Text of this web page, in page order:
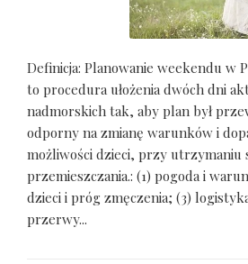
Definicja: Planowanie weekendu w
to procedura ułożenia dwóch dni
nadmorskich tak, aby plan był
odporny na zmianę warunków i
możliwości dzieci, przy utrzymaniu
przemieszczania.: (1) pogoda i
dzieci i próg zmęczenia; (3)
przerwy...